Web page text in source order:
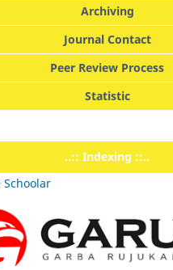
Archiving
Journal Contact
Peer Review Process
Statistic
..:: Indexing ::..